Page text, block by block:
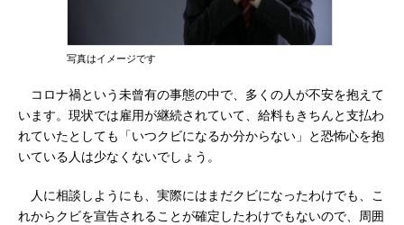
写真はイメージです
コロナ禍という未曾有の事態の中で、多くの人が不安を抱えて
います。現状では雇用が継続されていて、給料もきちんと支払わ
れていたとしても「いつクビになるか分からない」と恐怖心を抱
いている人は少なくないでしょう。
人に相談しようにも、実際にはまだクビになったわけでも、こ
れからクビを宣告されることが確定したわけでもないので、周囲